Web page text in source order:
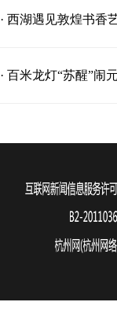
· 西湖遇见敦煌书香
· 百米龙灯“苏醒”闹